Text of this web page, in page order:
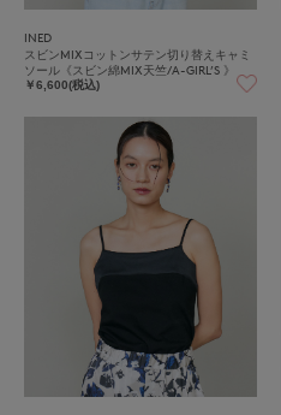
INED
スビンMIXコットンサテン切り替えキャミ
ソール《スビン綿MIX天竺/A-GIRL’S 》
￥6,600(税込)